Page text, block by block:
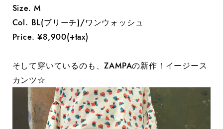
Size. M
Col. BL(ブリーチ)/ワンウォッシュ
Price. ¥8,900(+tax)
そして穿いているのも、ZAMPAの新作！イージース
カンツ☆